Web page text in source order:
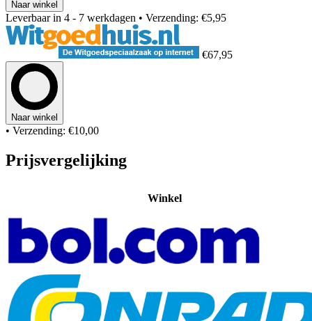
Naar winkel
Leverbaar in 4 - 7 werkdagen • Verzending: €5,95
€67,95
Naar winkel
• Verzending: €10,00
Prijsvergelijking
Winkel